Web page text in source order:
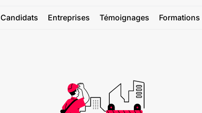
Candidats Entreprises Témoignages Formations